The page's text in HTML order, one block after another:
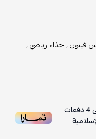
فيتون ,حذاء رياضي ,
4دفعات